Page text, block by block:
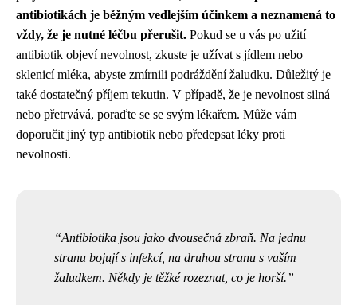
antibiotikách je běžným vedlejším účinkem a neznamená to
vždy, že je nutné léčbu přerušit. Pokud se u vás po užití
antibiotik objeví nevolnost, zkuste je užívat s jídlem nebo
sklenicí mléka, abyste zmírnili podráždění žaludku. Důležitý je
také dostatečný příjem tekutin. V případě, že je nevolnost silná
nebo přetrvává, poraďte se se svým lékařem. Může vám
doporučit jiný typ antibiotik nebo předepsat léky proti
nevolnosti.
Antibiotika jsou jako dvousečná zbraň. Na jednu
stranu bojují s infekcí, na druhou stranu s vaším
žaludkem. Někdy je těžké rozeznat, co je horší.